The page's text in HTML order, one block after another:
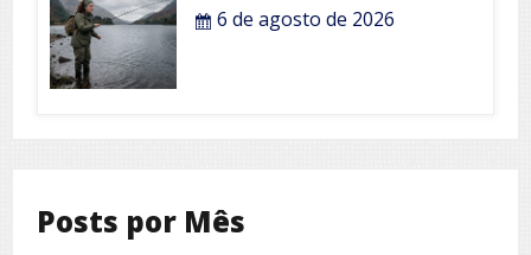
6 de agosto de 2026
Posts por Mês